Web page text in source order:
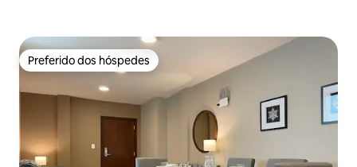
Preferido dos hóspedes
Preferido dos hóspedes